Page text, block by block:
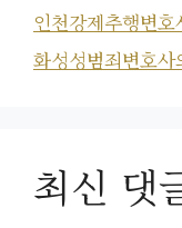
인천강제추행변
화성성범죄변호
최신 댓